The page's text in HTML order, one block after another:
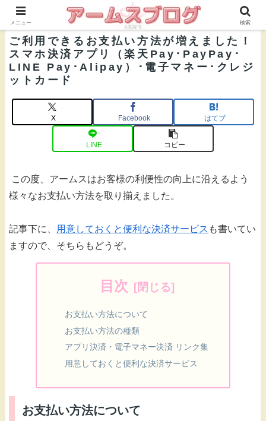
株式会社ＡＲＭ’Ｓ 公式ブログ
ご利用できるお支払い方法が増えました！
スマホ決済アプリ（楽天Pay･PayPay･
LINE Pay･Alipay）･電子マネー･クレジ
ットカード
X Facebook はてブ
LINE コピー
この度、アームスはお客様の利便性の向上に沿えるよう
様々なお支払い方法を取り揃えました。
記事下に、 用意しておくと便利な決済サービス も書いてい
ますので、そちらもどうぞ。
目次
お支払い方法について
お支払い方法の種類
アプリ決済・電子マネー決済 リンク集
用意しておくと便利な決済サービス
お支払い方法について
メニュー 検索